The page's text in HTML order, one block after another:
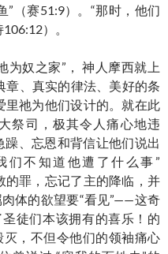
”（赛51:9）。“那时，他们
）。
为奴之家”， 神人摩西就上
章、真实的律法、美好的条
里祂为他们设计的。就在此
祭司，极其令人痛心地违
躁、忘恩和背信让他们说出
们不知道他遭了什么事”
的罪，忘记了主的降临，并
体的欲望要“看见”——这奇
徒们本该拥有的喜乐！的
，不但令他们的领袖痛心